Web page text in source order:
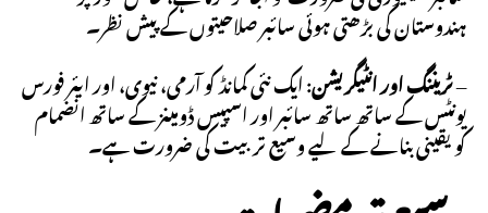
ہندوستان کی بڑھتی ہوئی سائبر صلاحیتوں کے پیش نظر۔
–ٹریننگ اور انٹیگریشن: ایک نئی کمانڈ کو آرمی، نیوی، اور ایئر فورس
یونٹس کے ساتھ ساتھ سائبر اور اسپیس ڈومینز کے ساتھ انضمام
کو یقینی بنانے کے لیے وسیع تربیت کی ضرورت ہے۔